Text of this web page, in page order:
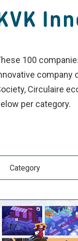
100
company
Circulaire
per category.